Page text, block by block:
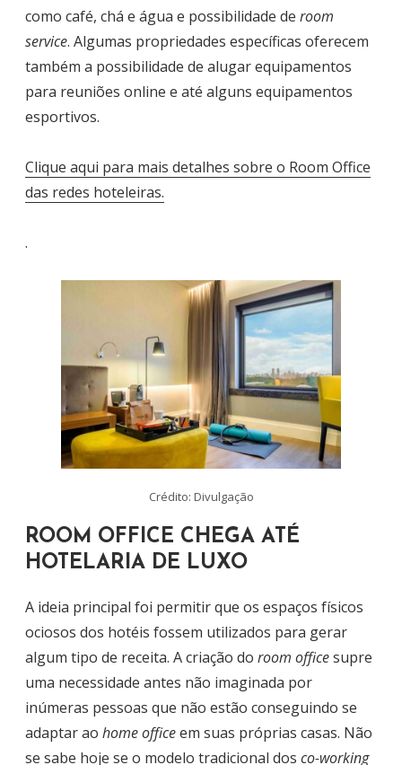
como café, chá e água e possibilidade de room
service. Algumas propriedades específicas oferecem
também a possibilidade de alugar equipamentos
para reuniões online e até alguns equipamentos
esportivos.
Clique aqui para mais detalhes sobre o Room Office
das redes hoteleiras.
.
Crédito: Divulgação
ROOM OFFICE CHEGA ATÉ
HOTELARIA DE LUXO
A ideia principal foi permitir que os espaços físicos
ociosos dos hotéis fossem utilizados para gerar
algum tipo de receita. A criação do room officesupre
uma necessidade antes não imaginada por
inúmeras pessoas que não estão conseguindo se
adaptar ao home officeem suas próprias casas. Não
se sabe hoje se o modelo tradicional dos co-working